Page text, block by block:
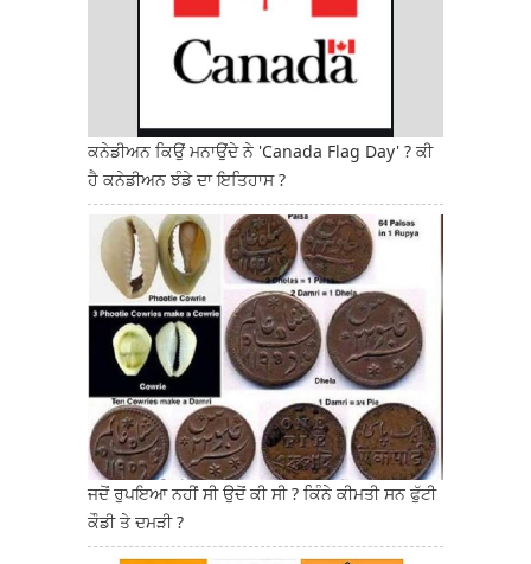
ਕਨੇਡੀਅਨ ਕਿਉਂ ਮਨਾਉਂਦੇ ਨੇ 'Canada Flag Day' ? ਕੀ
ਹੈ ਕਨੇਡੀਅਨ ਝੰਡੇ ਦਾ ਇਤਿਹਾਸ ?
ਜਦੋਂ ਰੁਪਇਆ ਨਹੀਂ ਸੀ ਉਦੋਂ ਕੀ ਸੀ ? ਕਿੰਨੇ ਕੀਮਤੀ ਸਨ ਫੁੱਟੀ
ਕੌਡੀ ਤੇ ਦਮੜੀ ?